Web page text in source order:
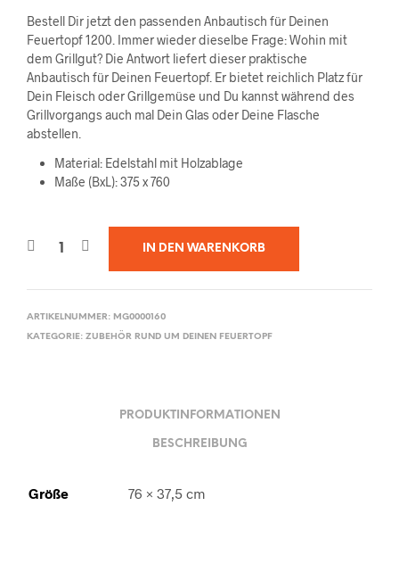
Bestell Dir jetzt den passenden Anbautisch für Deinen
Feuertopf 1200. Immer wieder dieselbe Frage: Wohin mit
dem Grillgut? Die Antwort liefert dieser praktische
Anbautisch für Deinen Feuertopf. Er bietet reichlich Platz für
Dein Fleisch oder Grillgemüse und Du kannst während des
Grillvorgangs auch mal Dein Glas oder Deine Flasche
abstellen.
Material: Edelstahl mit Holzablage
Maße (BxL): 375 x 760
IN DEN WARENKORB
ARTIKELNUMMER: MG0000160
KATEGORIE: ZUBEHÖR RUND UM DEINEN FEUERTOPF
PRODUKTINFORMATIONEN
BESCHREIBUNG
Größe 76 × 37,5 cm